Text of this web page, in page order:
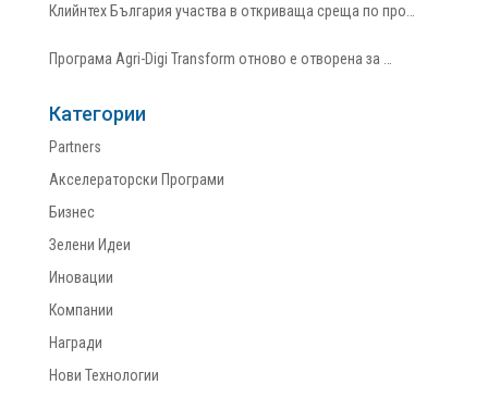
Клийнтех България участва в откриваща среща по про…
Програма Agri-Digi Transform отново е отворена за …
Категории
Partners
Акселераторски Програми
Бизнес
Зелени Идеи
Иновации
Компании
Награди
Нови Технологии